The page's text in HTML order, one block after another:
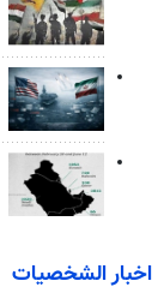
اخبار الشخصيات